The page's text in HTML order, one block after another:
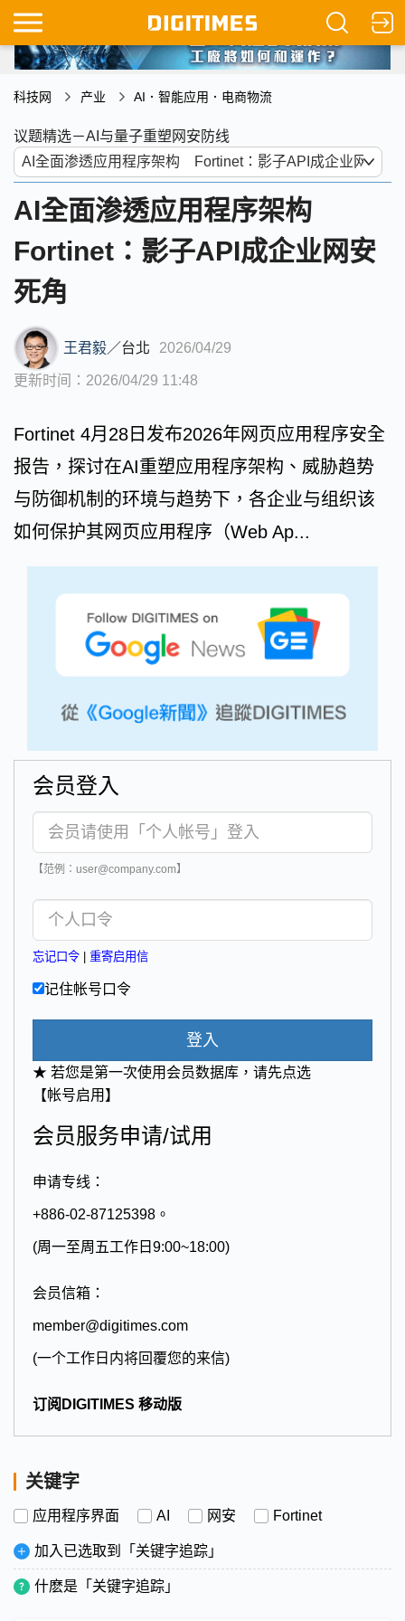
科技网 产业 AI．智能应用．电商物流
议题精选－AI与量子重塑网安防线
AI全面渗透应用程序架构
Fortinet：影子API成企业网安
死角
王君毅／台北 2026/04/29
更新时间：2026/04/29 11:48
Fortinet 4月28日发布2026年网页应用程序安全
报告，探讨在AI重塑应用程序架构、威胁趋势
与防御机制的环境与趋势下，各企业与组织该
如何保护其网页应用程序（Web Ap...
会员登入
【范例：user@company.com】
忘记口令 重寄启用信
记住帐号口令
登入
★ 若您是第一次使用会员数据库，请先点选
【帐号启用】
会员服务申请/试用
申请专线：
+886-02-87125398。
(周一至周五工作日9:00~18:00)
会员信箱：
member@digitimes.com
(一个工作日内将回覆您的来信)
订阅DIGITIMES 移动版
关键字
应用程序界面 AI 网安 Fortinet
加入已选取到「关键字追踪」
什麽是「关键字追踪」